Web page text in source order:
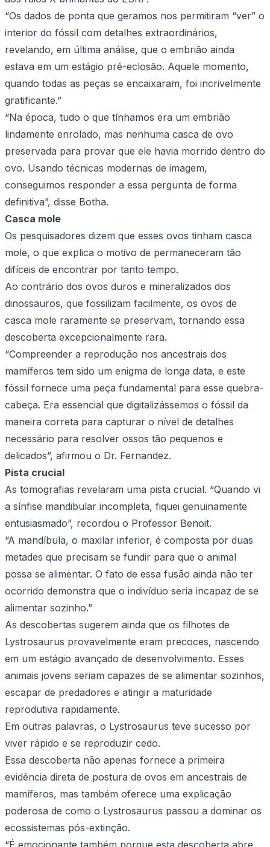
“Os dados de ponta que geramos nos permitiram “ver” o
interior do fóssil com detalhes extraordinários,
revelando, em última análise, que o embrião ainda
estava em um estágio pré-eclosão. Aquele momento,
quando todas as peças se encaixaram, foi incrivelmente
gratificante.”
“Na época, tudo o que tínhamos era um embrião
lindamente enrolado, mas nenhuma casca de ovo
preservada para provar que ele havia morrido dentro do
ovo. Usando técnicas modernas de imagem,
conseguimos responder a essa pergunta de forma
definitiva”, disse Botha.
Casca mole
Os pesquisadores dizem que esses ovos tinham casca
mole, o que explica o motivo de permaneceram tão
difíceis de encontrar por tanto tempo.
Ao contrário dos ovos duros e mineralizados dos
dinossauros, que fossilizam facilmente, os ovos de
casca mole raramente se preservam, tornando essa
descoberta excepcionalmente rara.
“Compreender a reprodução nos ancestrais dos
mamíferos tem sido um enigma de longa data, e este
fóssil fornece uma peça fundamental para esse quebra-
cabeça. Era essencial que digitalizássemos o fóssil da
maneira correta para capturar o nível de detalhes
necessário para resolver ossos tão pequenos e
delicados”, afirmou o Dr. Fernandez.
Pista crucial
As tomografias revelaram uma pista crucial. “Quando vi
a sínfise mandibular incompleta, fiquei genuinamente
entusiasmado”, recordou o Professor Benoit.
“A mandíbula, o maxilar inferior, é composta por duas
metades que precisam se fundir para que o animal
possa se alimentar. O fato de essa fusão ainda não ter
ocorrido demonstra que o indivíduo seria incapaz de se
alimentar sozinho.”
As descobertas sugerem ainda que os filhotes de
Lystrosaurus provavelmente eram precoces, nascendo
em um estágio avançado de desenvolvimento. Esses
animais jovens seriam capazes de se alimentar sozinhos,
escapar de predadores e atingir a maturidade
reprodutiva rapidamente.
Em outras palavras, o Lystrosaurus teve sucesso por
viver rápido e se reproduzir cedo.
Essa descoberta não apenas fornece a primeira
evidência direta de postura de ovos em ancestrais de
mamíferos, mas também oferece uma explicação
poderosa de como o Lystrosaurus passou a dominar os
ecossistemas pós-extinção.